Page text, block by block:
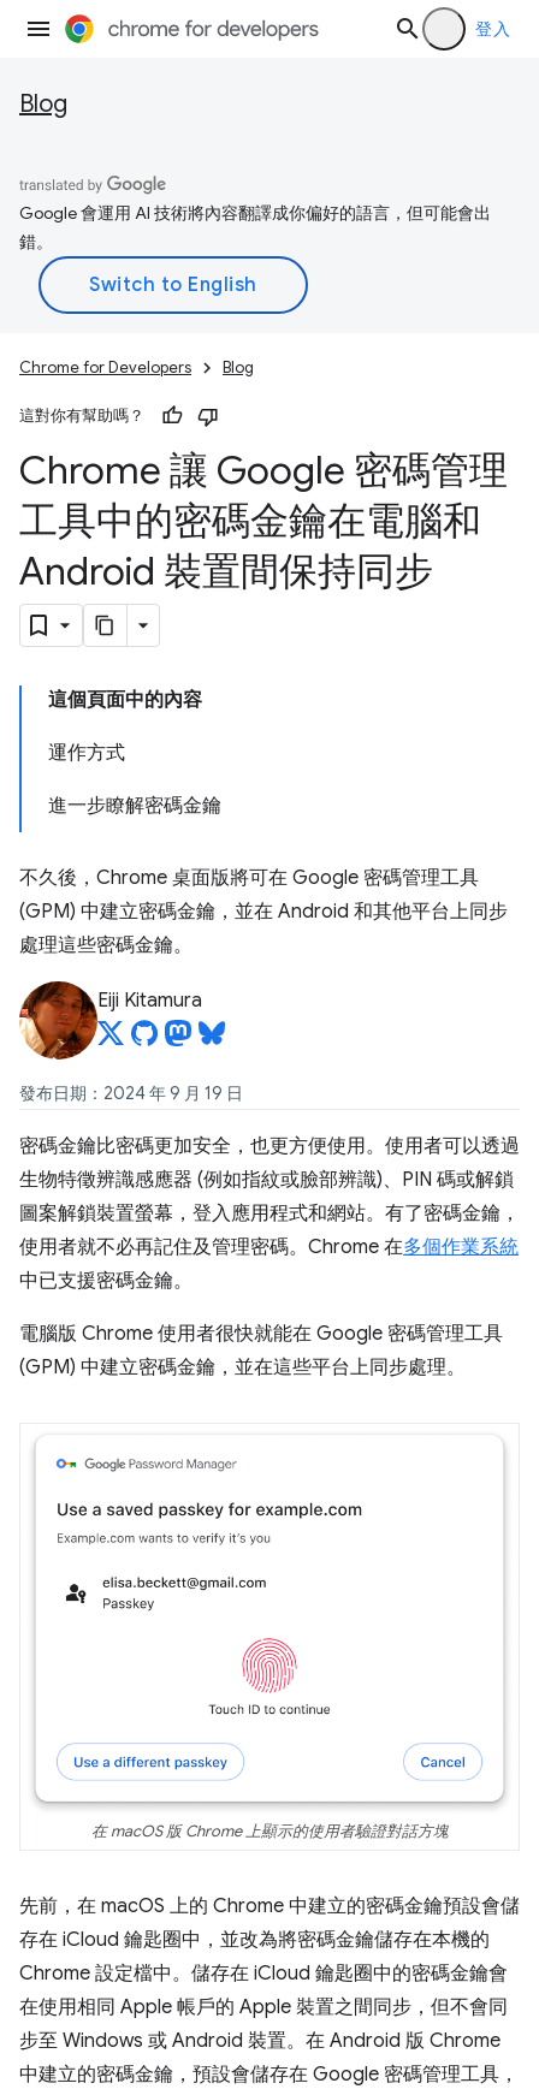
登入
Blog
Google 會運用 AI 技術將內容翻譯成你偏好的語言，但可能會出
錯。
Chrome for Developers Blog
這對你有幫助嗎？
Chrome 讓 Google 密碼管理
工具中的密碼金鑰在電腦和
Android 裝置間保持同步
這個頁面中的內容
運作方式
進一步瞭解密碼金鑰
不久後，Chrome 桌面版將可在 Google 密碼管理工具
(GPM) 中建立密碼金鑰，並在 Android 和其他平台上同步
處理這些密碼金鑰。
Eiji Kitamura
發布日期：2024 年 9 月 19 日
密碼金鑰比密碼更加安全，也更方便使用。使用者可以透過
生物特徵辨識感應器 (例如指紋或臉部辨識)、PIN 碼或解鎖
圖案解鎖裝置螢幕，登入應用程式和網站。有了密碼金鑰，
使用者就不必再記住及管理密碼。Chrome 在多個作業系統
中已支援密碼金鑰。
電腦版 Chrome 使用者很快就能在 Google 密碼管理工具
(GPM) 中建立密碼金鑰，並在這些平台上同步處理。
在 macOS 版 Chrome 上顯示的使用者驗證對話方塊
先前，在 macOS 上的 Chrome 中建立的密碼金鑰預設會儲
存在 iCloud 鑰匙圈中，並改為將密碼金鑰儲存在本機的
Chrome 設定檔中。儲存在 iCloud 鑰匙圈中的密碼金鑰會
在使用相同 Apple 帳戶的 Apple 裝置之間同步，但不會同
步至 Windows 或 Android 裝置。在 Android 版 Chrome
中建立的密碼金鑰，預設會儲存在 Google 密碼管理工具，